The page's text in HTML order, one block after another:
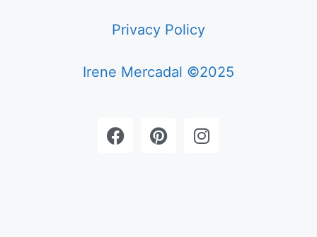
Privacy Policy
Irene Mercadal ©2025